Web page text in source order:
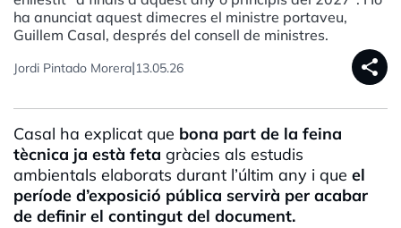
ha anunciat aquest dimecres el ministre portaveu,
Guillem Casal, després del consell de ministres.
Jordi Pintado Morera|13.05.26 share
Casal ha explicat que bona part de la feina
tècnica ja està feta gràcies als estudis
ambientals elaborats durant l’últim any i que el
període d’exposició pública servirà per acabar
de definir el contingut del document.